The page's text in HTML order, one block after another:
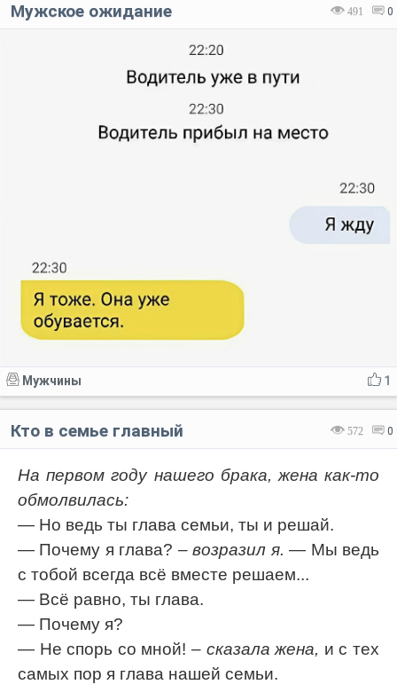
491 0
Мужское ожидание
1
Мужчины
572 0
Кто в семье главный
На первом году нашего брака, жена как-то
обмолвилась:
— Но ведь ты глава семьи, ты и решай.
— Почему я глава? – возразил я. — Мы ведь
с тобой всегда всё вместе решаем...
— Всё равно, ты глава.
— Почему я?
— Не спорь со мной! – сказала жена, и с тех
самых пор я глава нашей семьи.